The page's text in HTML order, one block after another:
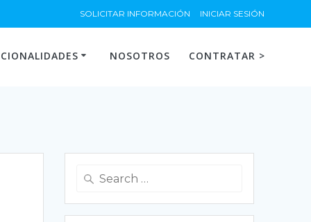
SOLICITAR INFORMACIÓN INICIAR SESIÓN
NOSOTROS CONTRATAR >
Search